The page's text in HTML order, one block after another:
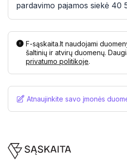
pardavimo pajamos siekė 40
F-sąskaita.lt naudojami
šaltinių ir atvirų duomenų.
privatumo politikoje.
Atnaujinkite savo įmonės
Footer